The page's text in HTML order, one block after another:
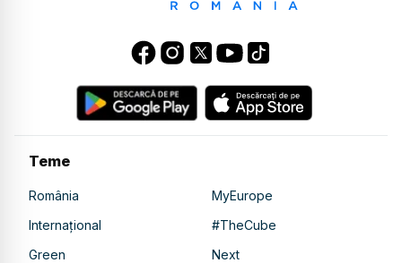
Teme
România
MyEurope
Internațional
#TheCube
Green
Next